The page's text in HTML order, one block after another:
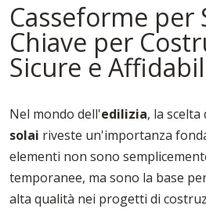
Casseforme per
Chiave per
Sicure e
Nel mondo dell'edilizia, la scelta
solai riveste un'importanza
elementi non sono
temporanee, ma sono la base
alta qualità nei progetti di